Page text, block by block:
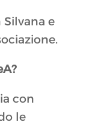
e
con
le